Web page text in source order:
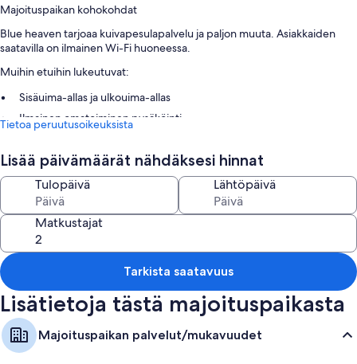
Majoituspaikan kohokohdat
Blue heaven tarjoaa kuivapesulapalvelu ja paljon muuta. Asiakkaiden
saatavilla on ilmainen Wi-Fi huoneessa.
Muihin etuihin lukeutuvat:
Sisäuima-allas ja ulkouima-allas
Ilmainen omatoiminen pysäköinti
kiertoajelu-/lippupalvelu
Huoneiden varustelu
Majoituspaikan Blue heaven kaikkien huoneiden mukavuuksiin ja
palveluihin kuuluvat esimerkiksi ilmainen Wi-Fi ja tallelokerot, sekä
äänieristetyt seinät ja ilmaiset sanomalehdet.
Muihin palveluihin/mukavuuksiin lukeutuvat:
Lasten tohvelit, sähköadaptereita/latureita ja puhelimet
Tietoa peruutusoikeuksista
Lisää päivämäärät nähdäksesi hinnat
Tulopäivä Lähtöpäivä
Matkustajat
Tarkista saatavuus
Lisätietoja tästä majoituspaikasta
Majoituspaikan palvelut/mukavuudet